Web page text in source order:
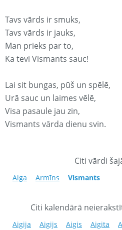
Tavs vārds ir smuks,
Tavs vārds ir jauks,
Man prieks par to,
Ka tevi Vismants sauc!
Lai sit bungas, pūš un spēlē,
Urā sauc un laimes vēlē,
Visa pasaule jau zin,
Vismants vārda dienu svin.
Citi vārdi
Aiga Armīns Vismants
Citi kalendārā
Aigija Aigijs Aigis Aigita